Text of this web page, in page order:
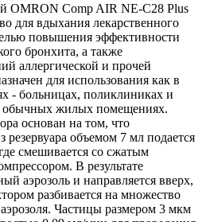
OMRON Comp AIR NE-C28 Plus
для вдыхания лекарственного
повышения эффективности
бронхита, а также
аллергической и прочей
для использования как в
- больницах, поликлиниках и
обычных жилых помещениях.
основан на том, что
резервуара объемом 7 мл подается
смешивается со сжатым
В результате
аэрозоль и направляется вверх,
разбивается на множество
Частицы размером 3 мкм